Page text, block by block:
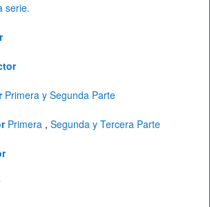
serie.
Primera y Segunda Parte
Primera , Segunda y Tercera Parte